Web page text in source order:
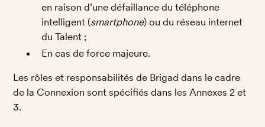
en raison d’une défaillance du téléphone
intelligent (smartphone) ou du réseau internet
du Talent ;
En cas de force majeure.
Les rôles et responsabilités de Brigad dans le cadre
de la Connexion sont spécifiés dans les Annexes 2 et
3.